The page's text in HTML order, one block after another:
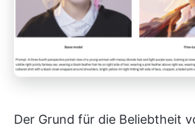
Der Grund für die Beliebtheit